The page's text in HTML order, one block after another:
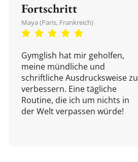
Fortschritt
Maya (Paris, Frankreich)
Gymglish hat mir geholfen,
meine mündliche und
schriftliche Ausdrucksweise zu
verbessern. Eine tägliche
Routine, die ich um nichts in
der Welt verpassen würde!